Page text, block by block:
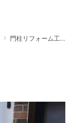
門柱リフォーム工事